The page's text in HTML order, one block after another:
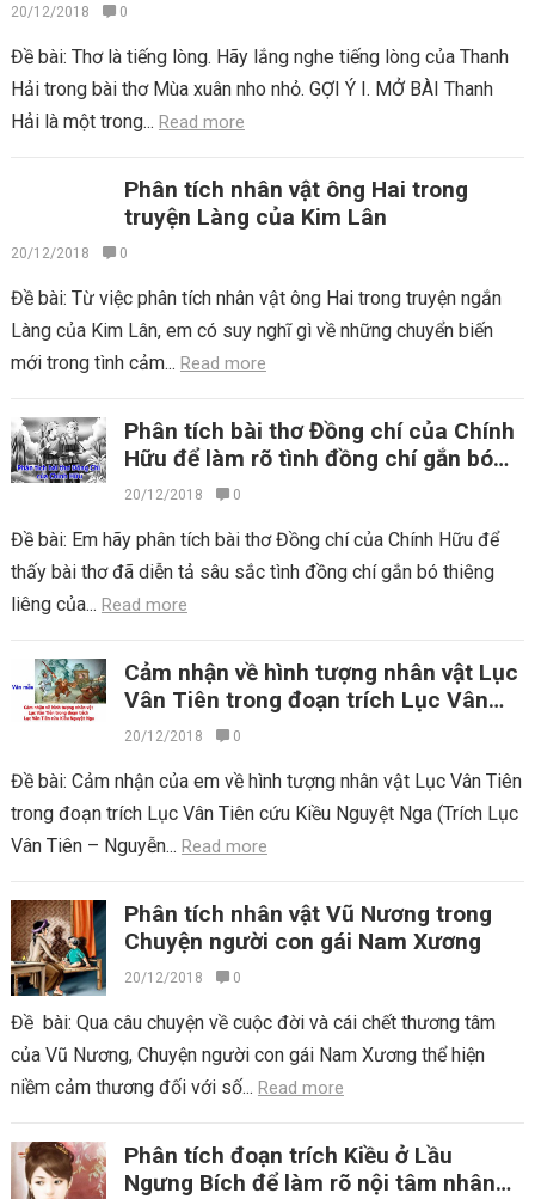
20/12/2018 0
Đề bài: Thơ là tiếng lòng. Hãy lắng nghe tiếng lòng của Thanh
Hải trong bài thơ Mùa xuân nho nhỏ. GỢI Ý I. MỞ BÀI Thanh
Hải là một trong... Read more
Phân tích nhân vật ông Hai trong
truyện Làng của Kim Lân
20/12/2018 0
Đề bài: Từ việc phân tích nhân vật ông Hai trong truyện ngắn
Làng của Kim Lân, em có suy nghĩ gì về những chuyển biến
mới trong tình cảm... Read more
Phân tích bài thơ Đồng chí của Chính
Hữu để làm rõ tình đồng chí gắn bó
của anh bộ đội
20/12/2018 0
Đề bài: Em hãy phân tích bài thơ Đồng chí của Chính Hữu để
thấy bài thơ đã diễn tả sâu sắc tình đồng chí gắn bó thiêng
liêng của... Read more
Cảm nhận về hình tượng nhân vật Lục
Vân Tiên trong đoạn trích Lục Vân
Tiên cứu Kiều Nguyệt Nga
20/12/2018 0
Đề bài: Cảm nhận của em về hình tượng nhân vật Lục Vân Tiên
trong đoạn trích Lục Vân Tiên cứu Kiều Nguyệt Nga (Trích Lục
Vân Tiên – Nguyễn... Read more
Phân tích nhân vật Vũ Nương trong
Chuyện người con gái Nam Xương
20/12/2018 0
Đề bài: Qua câu chuyện về cuộc đời và cái chết thương tâm
của Vũ Nương, Chuyện người con gái Nam Xương thể hiện
niềm cảm thương đối với số... Read more
Phân tích đoạn trích Kiều ở Lầu
Ngưng Bích để làm rõ nội tâm nhân